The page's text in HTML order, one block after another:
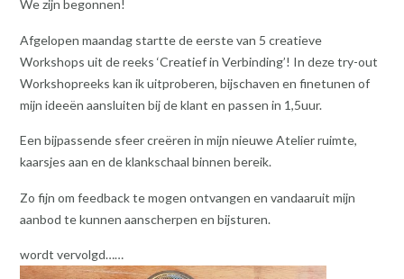
We zijn begonnen!
Afgelopen maandag startte de eerste van 5 creatieve
Workshops uit de reeks ‘Creatief in Verbinding’! In deze try-out
Workshopreeks kan ik uitproberen, bijschaven en finetunen of
mijn ideeën aansluiten bij de klant en passen in 1,5uur.
Een bijpassende sfeer creëren in mijn nieuwe Atelier ruimte,
kaarsjes aan en de klankschaal binnen bereik.
Zo fijn om feedback te mogen ontvangen en vandaaruit mijn
aanbod te kunnen aanscherpen en bijsturen.
wordt vervolgd……